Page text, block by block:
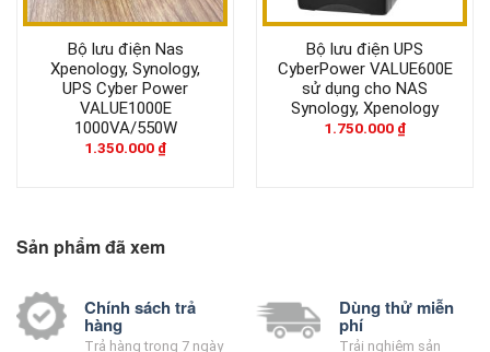
Bộ lưu điện Nas
Xpenology, Synology,
UPS Cyber Power
VALUE1000E
1000VA/550W
1.350.000 ₫
Bộ lưu điện UPS
CyberPower VALUE600E
sử dụng cho NAS
Synology, Xpenology
1.750.000 ₫
Sản phẩm đã xem
Chính sách trả
hàng
Trả hàng trong 7 ngày
Dùng thử miễn
phí
Trải nghiệm sản